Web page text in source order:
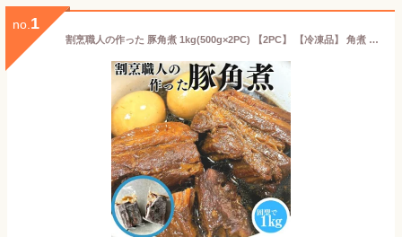
no. 1
割烹職人の作った 豚角煮 1kg(500g×2PC) 【2PC】 【冷凍品】 角煮 送料無料 煮豚 豚の角煮 豚肉角煮 豚肉の角煮 豚バラ角煮 豚バラの角煮 無添加 トンポーロー ラフテー 煮豚 八角不使用 ぶた角煮 ぶたの角煮 父の日